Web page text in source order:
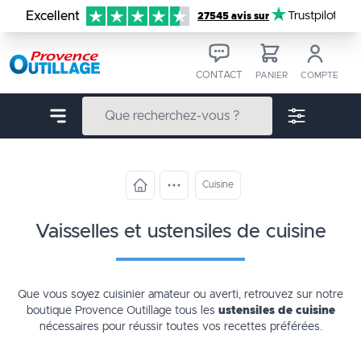
Aller au contenu
Excellent 27545 avis sur Trustpilot
CONTACT PANIER COMPTE
Cuisine
vaisselles et ustensiles de cuisine
Que vous soyez cuisinier amateur ou averti, retrouvez sur notre
boutiqueProvence Outillage tous les ustensiles de cuisine
nécessaires pour réussir toutes vos recettes préférées.